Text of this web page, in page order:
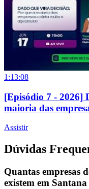
1:13:08
[Episódio 7 - 2026]
maioria das
Assistir
Dúvidas
Quantas empresas
existem em